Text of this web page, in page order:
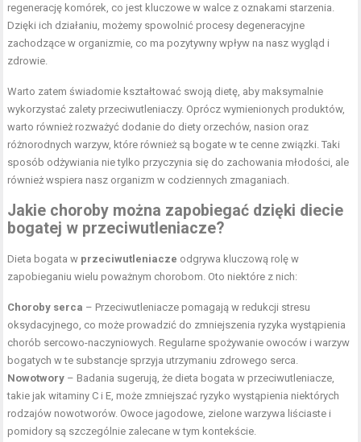
regenerację komórek, co jest kluczowe w walce z oznakami starzenia.
Dzięki ich działaniu, możemy spowolnić procesy degeneracyjne
zachodzące w organizmie, co ma pozytywny wpływ na nasz wygląd i
zdrowie.
Warto zatem świadomie kształtować swoją dietę, aby maksymalnie
wykorzystać zalety przeciwutleniaczy. Oprócz wymienionych produktów,
warto również rozważyć dodanie do diety orzechów, nasion oraz
różnorodnych warzyw, które również są bogate w te cenne związki. Taki
sposób odżywiania nie tylko przyczynia się do zachowania młodości, ale
również wspiera nasz organizm w codziennych zmaganiach.
Jakie choroby można zapobiegać dzięki diecie
bogatej w przeciwutleniacze?
Dieta bogata w przeciwutleniacze odgrywa kluczową rolę w
zapobieganiu wielu poważnym chorobom. Oto niektóre z nich:
Choroby serca – Przeciwutleniacze pomagają w redukcji stresu
oksydacyjnego, co może prowadzić do zmniejszenia ryzyka wystąpienia
chorób sercowo-naczyniowych. Regularne spożywanie owoców i warzyw
bogatych w te substancje sprzyja utrzymaniu zdrowego serca.
Nowotwory – Badania sugerują, że dieta bogata w przeciwutleniacze,
takie jak witaminy C i E, może zmniejszać ryzyko wystąpienia niektórych
rodzajów nowotworów. Owoce jagodowe, zielone warzywa liściaste i
pomidory są szczególnie zalecane w tym kontekście.